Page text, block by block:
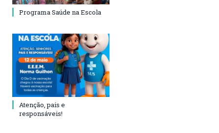
Programa Saúde na Escola
Atenção, pais e
responsáveis!